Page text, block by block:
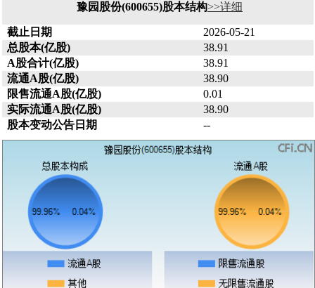
豫园股份(600655)股本结构>>详细
截止日期
2026-05-21
总股本(亿股)
38.91
A股合计(亿股)
38.91
流通A股(亿股)
38.90
限售流通A股(亿股)
0.01
实际流通A股(亿股)
38.90
股本变动公告日期
--